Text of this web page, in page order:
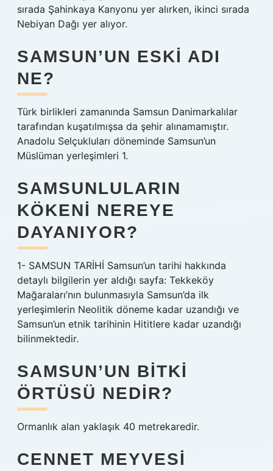
sırada Şahinkaya Kanyonu yer alırken, ikinci sırada
Nebiyan Dağı yer alıyor.
SAMSUN’UN ESKI ADI
NE?
Türk birlikleri zamanında Samsun Danimarkalılar
tarafından kuşatılmışsa da şehir alınamamıştır.
Anadolu Selçukluları döneminde Samsun’un
Müslüman yerleşimleri 1.
SAMSUNLULARIN
KÖKENI NEREYE
DAYANIYOR?
1- SAMSUN TARİHİ Samsun’un tarihi hakkında
detaylı bilgilerin yer aldığı sayfa: Tekkeköy
Mağaraları’nın bulunmasıyla Samsun’da ilk
yerleşimlerin Neolitik döneme kadar uzandığı ve
Samsun’un etnik tarihinin Hititlere kadar uzandığı
bilinmektedir.
SAMSUN’UN BITKI
ÖRTÜSÜ NEDIR?
Ormanlık alan yaklaşık 40 metrekaredir.
CENNET MEYVESI